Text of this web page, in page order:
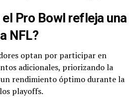
Pro Bowl refleja una
NFL?
optan por participar en
adicionales, priorizando la
rendimiento óptimo durante la
playoffs.